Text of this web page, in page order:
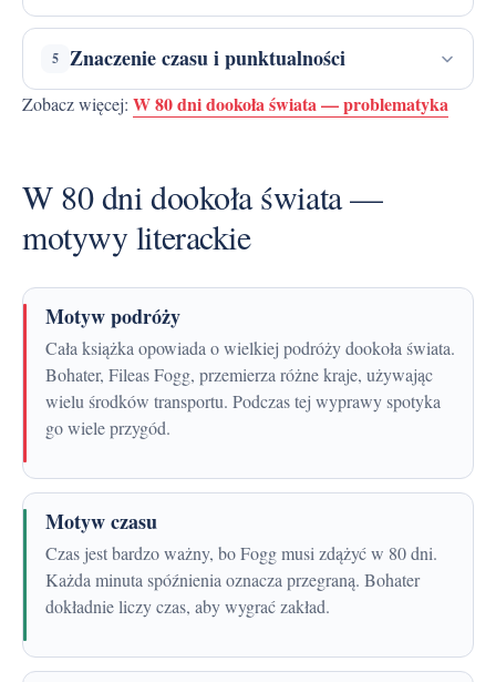
5 Znaczenie czasu i punktualności
Zobacz więcej: W 80 dni dookoła świata — problematyka
W 80 dni dookoła świata —
motywy literackie
Motyw podróży
Cała książka opowiada o wielkiej podróży dookoła świata.
Bohater, Fileas Fogg, przemierza różne kraje, używając
wielu środków transportu. Podczas tej wyprawy spotyka
go wiele przygód.
Motyw czasu
Czas jest bardzo ważny, bo Fogg musi zdążyć w 80 dni.
Każda minuta spóźnienia oznacza przegraną. Bohater
dokładnie liczy czas, aby wygrać zakład.